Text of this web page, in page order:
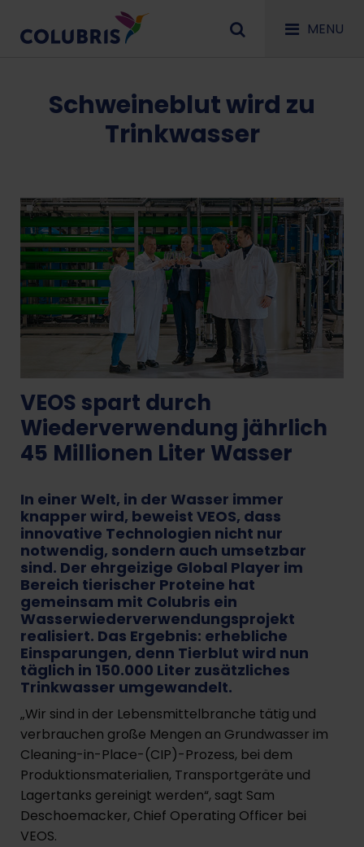
MENU
Schweineblut wird zu
Trinkwasser
VEOS spart durch
Wiederverwendung jährlich
45 Millionen Liter Wasser
In einer Welt, in der Wasser immer
knapper wird, beweist VEOS, dass
innovative Technologien nicht nur
notwendig, sondern auch umsetzbar
sind. Der ehrgeizige Global Player im
Bereich tierischer Proteine hat
gemeinsam mit Colubris ein
Wasserwiederverwendungsprojekt
realisiert. Das Ergebnis: erhebliche
Einsparungen, denn Tierblut wird nun
täglich in 150.000 Liter zusätzliches
Trinkwasser umgewandelt.
„Wir sind in der Lebensmittelbranche tätig und
verbrauchen große Mengen an Grundwasser im
Cleaning-in-Place-(CIP)-Prozess, bei dem
Produktionsmaterialien, Transportgeräte und
Lagertanks gereinigt werden“, sagt Sam
Deschoemacker, Chief Operating Officer bei
VEOS.